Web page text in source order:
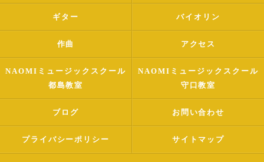
ギター バイオリン
作曲 アクセス
NAOMIミュージックスクール
都島教室
NAOMIミュージックスクール
守口教室
ブログ お問い合わせ
プライバシーポリシー サイトマップ